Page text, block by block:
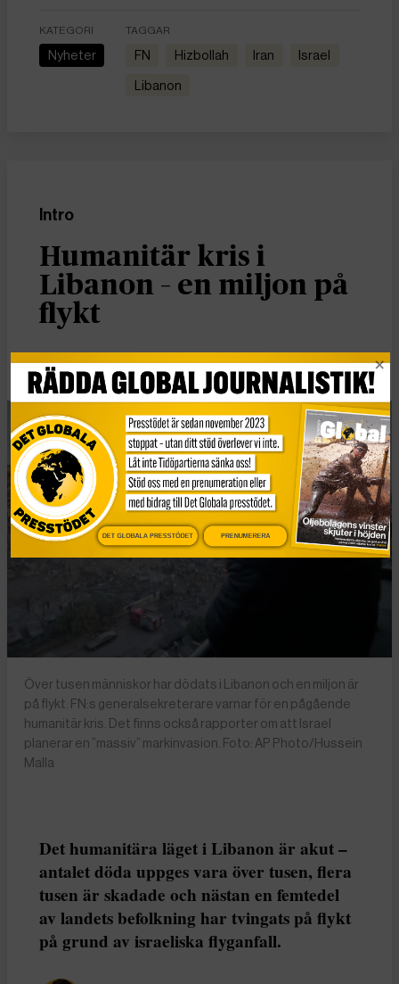
KATEGORI
Nyheter
TAGGAR
FN Hizbollah Iran Israel
Libanon
Intro
Humanitär kris i
Libanon – en miljon på
flykt
Publicerad 20 mars, 2026 4 min lästid
Över tusen människor har dödats i Libanon och en miljon är
på flykt. FN:s generalsekreterare varnar för en pågående
humanitär kris. Det finns också rapporter om att Israel
planerar en ”massiv” markinvasion. Foto: AP Photo/Hussein
Malla
Det humanitära läget i Libanon är akut –
antalet döda uppges vara över tusen, flera
tusen är skadade och nästan en femtedel
av landets befolkning har tvingats på flykt
på grund av israeliska flyganfall.
DET GLOBALA PRESSTÖDET PRENUMERERA